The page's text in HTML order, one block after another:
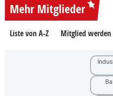
Mehr Mitglieder
Liste von A-Z Mitglied werden